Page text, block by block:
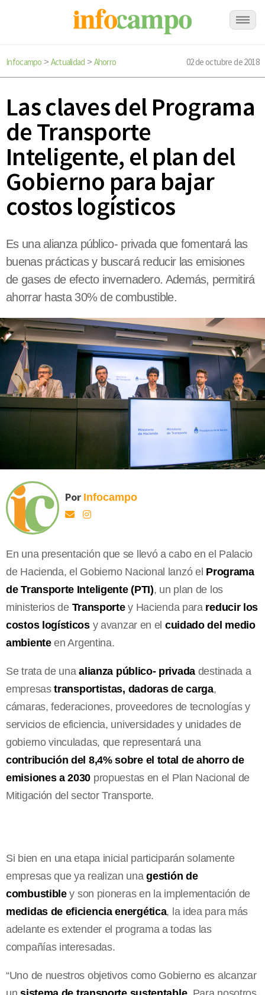
Infocampo > Actualidad > Ahorro 02 de octubre de 2018
Las claves del Programa
de Transporte
Inteligente, el plan del
Gobierno para bajar
costos logísticos
Es una alianza público- privada que fomentará las
buenas prácticas y buscará reducir las emisiones
de gases de efecto invernadero. Además, permitirá
ahorrar hasta 30% de combustible.
Por Infocampo
En una presentación que se llevó a cabo en el Palacio
de Hacienda, el Gobierno Nacional lanzó el Programa
de Transporte Inteligente (PTI), un plan de los
ministerios de Transportey Hacienda para reducir los
costos logísticosy avanzar en el cuidado del medio
ambienteen Argentina.
Se trata de una alianza público- privada destinada a
empresastransportistas, dadoras de carga,
cámaras, federaciones, proveedores de tecnologías y
servicios de eficiencia, universidades y unidades de
gobierno vinculadas, que representará una
contribución del 8,4% sobre el total de ahorro de
emisiones a 2030 propuestas en el Plan Nacional de
Mitigación del sector Transporte.
Si bien en una etapa inicial participarán solamente
empresas que ya realizan una gestión de
combustibley son pioneras en la implementación de
medidas de eficiencia energética, la idea para más
adelante es extender el programa a todas las
compañías interesadas.
“Uno de nuestros objetivos como Gobierno es alcanzar